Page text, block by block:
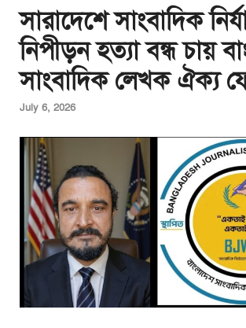
সারাদেশে সাংবাদিক
নিপীড়ন হত্যা বন্ধ চায়
সাংবাদিক লেখক ঐক্য
July 6, 2026